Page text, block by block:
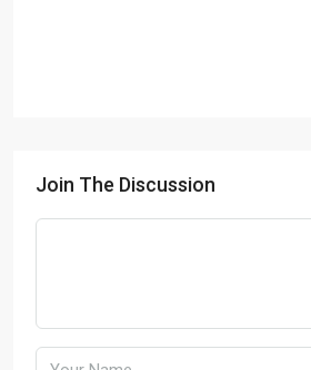
Join The Discussion